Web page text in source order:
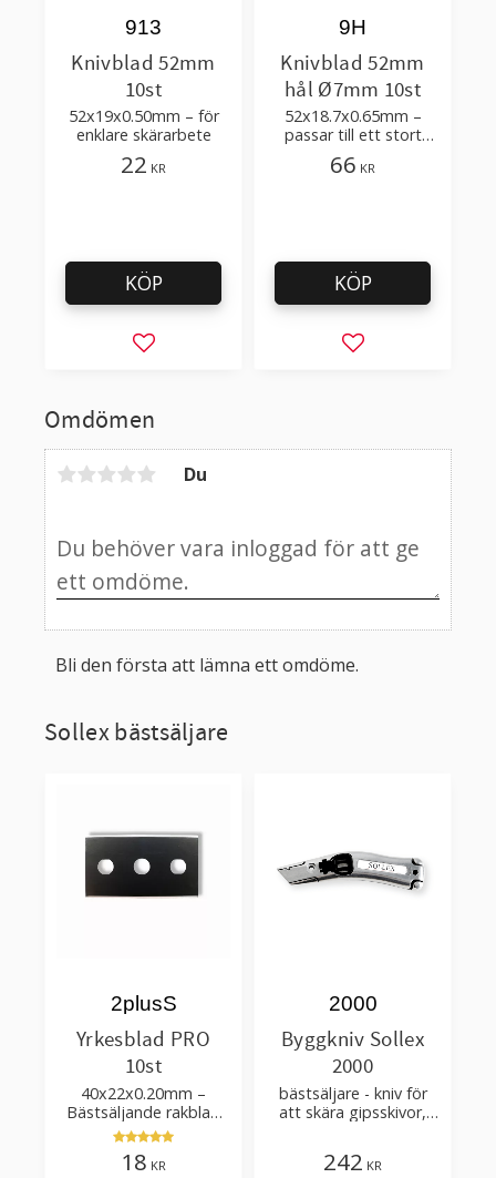
Omdömen
Du
Bli den första att lämna ett omdöme.
Knivblad 52mm
10st
52x19x0.50mm – för
enklare skärarbete
913
22 KR
Lägg till i favoriter
KÖP
Knivblad 52mm
hål Ø7mm 10st
52x18.7x0.65mm –
passar till ett stort
antal säkerhetsknivar
och industriellt bruk
9H
66 KR
Lägg till i
KÖP
Sollex bästsäljare
Yrkesblad PRO
10st
40x22x0.20mm –
Bästsäljande rakblad
för att skära tapet, tyg,
filt, hobby bruk
2plusS
18 KR
Byggkniv Sollex
2000
bästsäljare - kniv för
att skära gipsskivor,
2000
242 KR